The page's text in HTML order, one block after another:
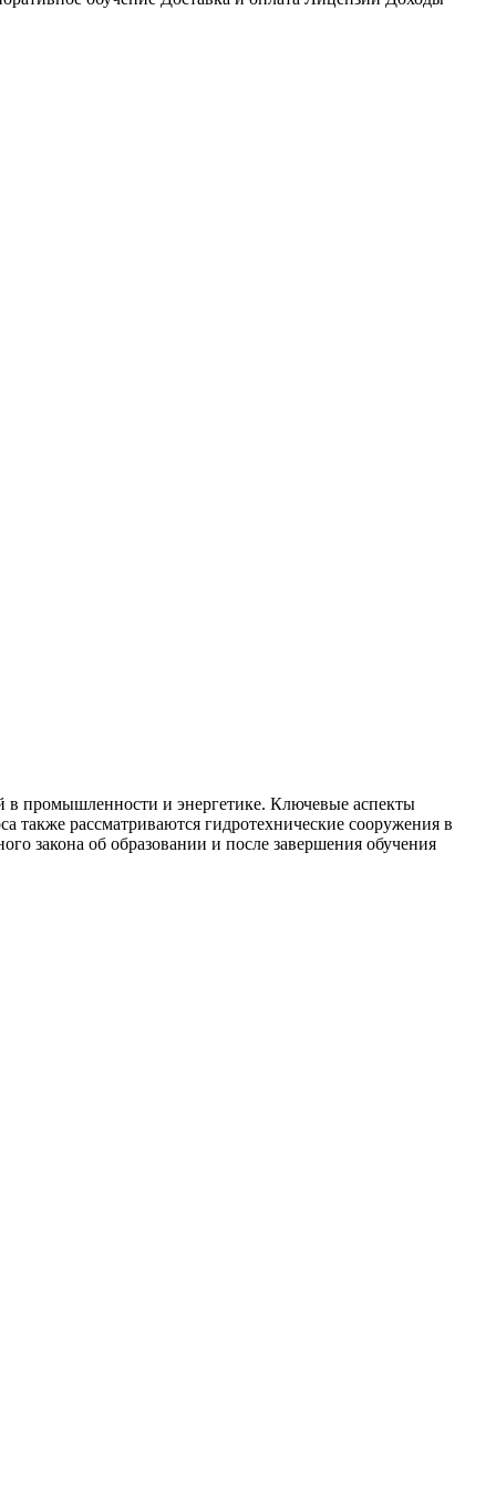
в промышленности и энергетике. Ключевые аспекты
также рассматриваются гидротехнические сооружения в
закона об образовании и после завершения обучения